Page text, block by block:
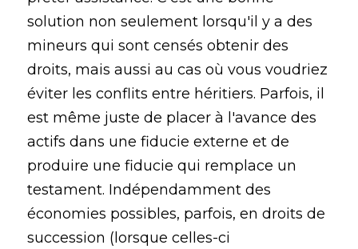
solution non seulement lorsqu'il y a des
mineurs qui sont censés obtenir des
droits, mais aussi au cas où vous voudriez
éviter les conflits entre héritiers. Parfois, il
est même juste de placer à l'avance des
actifs dans une fiducie externe et de
produire une fiducie qui remplace un
testament. Indépendamment des
économies possibles, parfois, en droits de
succession (lorsque celles-ci